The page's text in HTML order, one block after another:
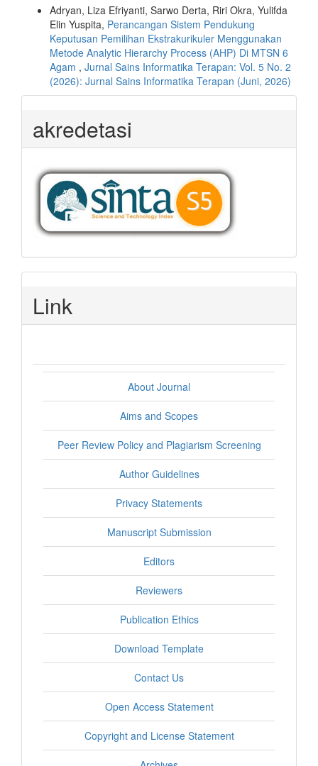
Adryan, Liza Efriyanti, Sarwo Derta, Riri Okra, Yulifda
Elin Yuspita, Perancangan Sistem Pendukung
Keputusan Pemilihan Ekstrakurikuler Menggunakan
Metode Analytic Hierarchy Process (AHP) Di MTSN 6
Agam , Jurnal Sains Informatika Terapan: Vol. 5 No. 2
(2026): Jurnal Sains Informatika Terapan (Juni, 2026)
akredetasi
Link
About Journal
Aims and Scopes
Peer Review Policy and Plagiarism Screening
Author Guidelines
Privacy Statements
Manuscript Submission
Editors
Reviewers
Publication Ethics
Download Template
Contact Us
Open Access Statement
Copyright and License Statement